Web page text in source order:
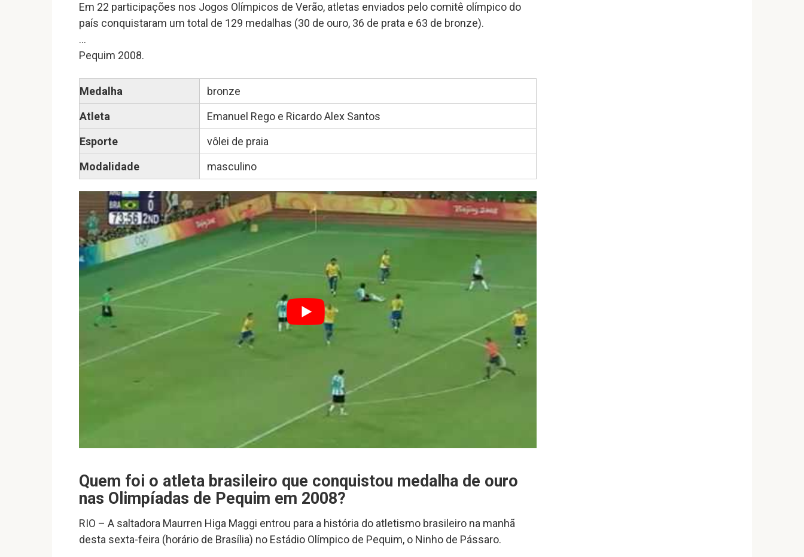
Em 22 participações nos Jogos Olímpicos de Verão, atletas enviados pelo comitê olímpico do
país conquistaram um total de 129 medalhas (30 de ouro, 36 de prata e 63 de bronze).
…
Pequim 2008.
Medalha
bronze
Atleta
Emanuel Rego e Ricardo Alex Santos
Esporte
vôlei de praia
Modalidade
masculino
Quem foi o atleta brasileiro que conquistou medalha de ouro
nas Olimpíadas de Pequim em 2008?
RIO – A saltadora Maurren Higa Maggi entrou para a história do atletismo brasileiro na manhã
desta sexta-feira (horário de Brasília) no Estádio Olímpico de Pequim, o Ninho de Pássaro.